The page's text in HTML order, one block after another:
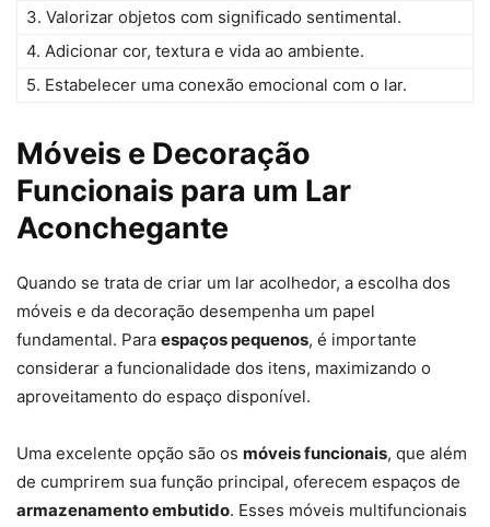
3. Valorizar objetos com significado sentimental.
4. Adicionar cor, textura e vida ao ambiente.
5. Estabelecer uma conexão emocional com o lar.
Móveis e Decoração
Funcionais para um Lar
Aconchegante
Quando se trata de criar um lar acolhedor, a escolha dos
móveis e da decoração desempenha um papel
fundamental. Para espaços pequenos, é importante
considerar a funcionalidade dos itens, maximizando o
aproveitamento do espaço disponível.
Uma excelente opção são os móveis funcionais, que além
de cumprirem sua função principal, oferecem espaços de
armazenamento embutido. Esses móveis multifuncionais